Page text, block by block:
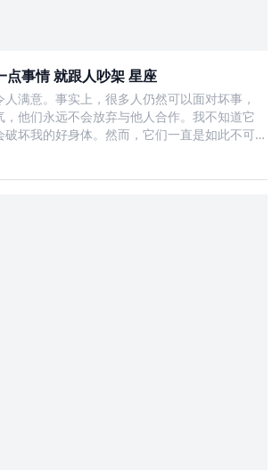
点事情 就跟人吵架 星座
满意。事实上，很多人仍然可以面对坏事，
他们永远不会放弃与他人合作。我不知道它
破坏我的好身体。然而，它们一直是如此不可